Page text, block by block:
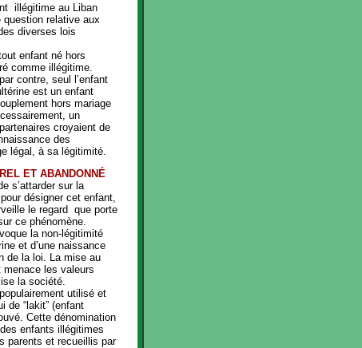
illégitime au Liban
relative aux
diverses lois
enfant né hors
comme illégitime.
contre, seul l’enfant
est un enfant
hors mariage
un
croyaient de
des
légal, à sa légitimité.
ET ABANDONNÉ
s’attarder sur la
désigner cet enfant,
le regard que porte
ce phénomène.
la non-légitimité
et d’une naissance
de la loi. La mise au
les valeurs
la société.
utilisé et
de “lakit” (enfant
Cette dénomination
enfants illégitimes
parents et recueillis par